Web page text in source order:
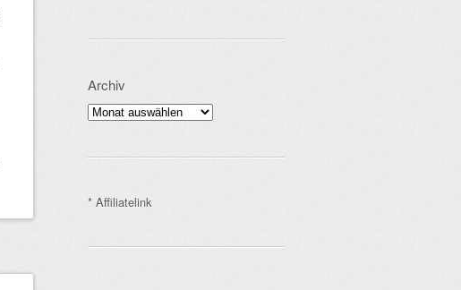
Archiv
Archiv
* Affiliatelink